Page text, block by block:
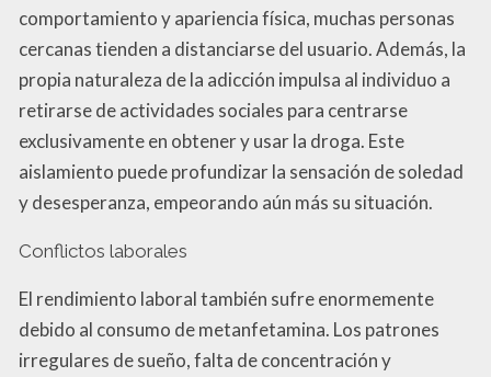
comportamiento y apariencia física, muchas personas
cercanas tienden a distanciarse del usuario. Además, la
propia naturaleza de la adicción impulsa al individuo a
retirarse de actividades sociales para centrarse
exclusivamente en obtener y usar la droga. Este
aislamiento puede profundizar la sensación de soledad
y desesperanza, empeorando aún más su situación.
Conflictos laborales
El rendimiento laboral también sufre enormemente
debido al consumo de metanfetamina. Los patrones
irregulares de sueño, falta de concentración y